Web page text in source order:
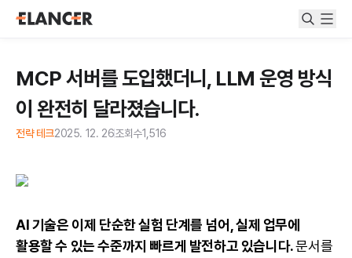
MCP 서버를 도입했더니, LLM 운영 방식
이 완전히 달라졌습니다.
전략 테크2025. 12. 26조회수1,516
AI 기술은 이제 단순한 실험 단계를 넘어, 실제 업무에
활용할 수 있는 수준까지 빠르게 발전하고 있습니다.문서를